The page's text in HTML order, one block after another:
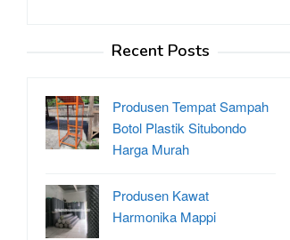
Recent Posts
Produsen Tempat Sampah
Botol Plastik Situbondo
Harga Murah
Produsen Kawat
Harmonika Mappi